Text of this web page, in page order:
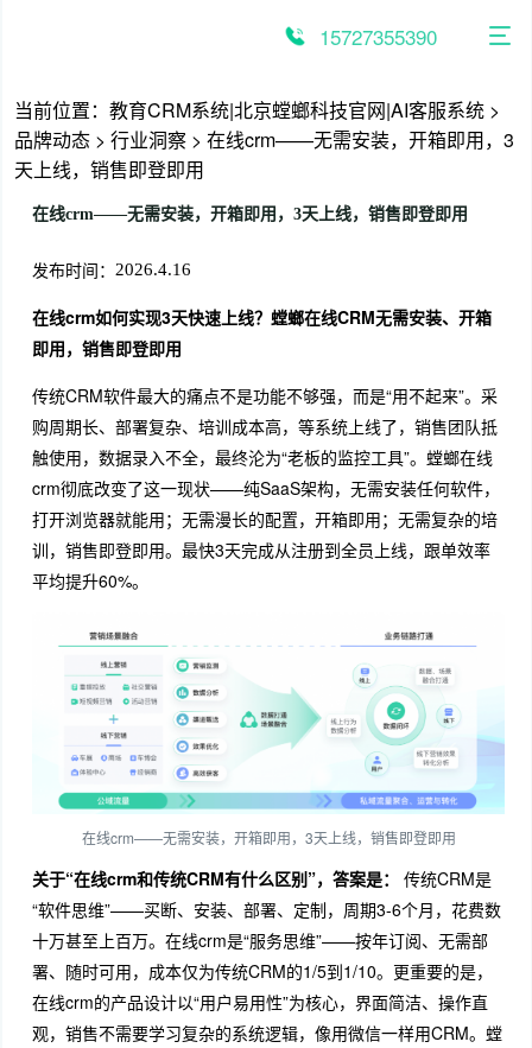
15727355390
当前位置： 教育CRM系统|北京螳螂科技官网|AI客服系统 >
品牌动态 > 行业洞察 > 在线crm——无需安装，开箱即用，3
天上线，销售即登即用
在线crm——无需安装，开箱即用，3天上线，销售即登即用
发布时间： 2026.4.16
在线crm如何实现3天快速上线？螳螂在线CRM无需安装、开箱
即用，销售即登即用
传统CRM软件最大的痛点不是功能不够强，而是“用不起来”。采
购周期长、部署复杂、培训成本高，等系统上线了，销售团队抵
触使用，数据录入不全，最终沦为“老板的监控工具”。螳螂在线
crm彻底改变了这一现状——纯SaaS架构，无需安装任何软件，
打开浏览器就能用；无需漫长的配置，开箱即用；无需复杂的培
训，销售即登即用。最快3天完成从注册到全员上线，跟单效率
平均提升60%。
在线crm——无需安装，开箱即用，3天上线，销售即登即用
关于“在线crm和传统CRM有什么区别”，答案是：
传统CRM是
“软件思维”——买断、安装、部署、定制，周期3-6个月，花费数
十万甚至上百万。在线crm是“服务思维”——按年订阅、无需部
署、随时可用，成本仅为传统CRM的1/5到1/10。更重要的是，
在线crm的产品设计以“用户易用性”为核心，界面简洁、操作直
观，销售不需要学习复杂的系统逻辑，像用微信一样用CRM。螳